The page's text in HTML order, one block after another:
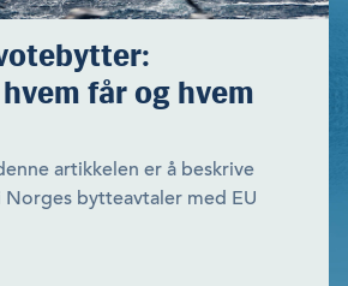
får og hvem
artikkelen er å beskrive
Norges bytteavtaler med EU